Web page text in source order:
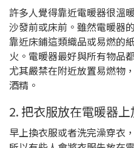
許多人覺得靠近電暖器很溫
沙發前或床前。雖然電暖器
靠近床鋪這類織品或易燃的
火。電暖器最好與所有物品
尤其嚴禁在附近放置易燃物
酒精。
2. 把衣服放在電暖器上
早上換衣服或者洗完澡穿衣